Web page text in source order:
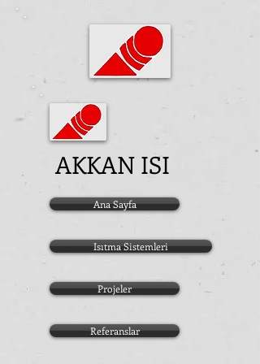
AKKAN ISI
Ana Sayfa
Isıtma Sistemleri
Projeler
Referanslar